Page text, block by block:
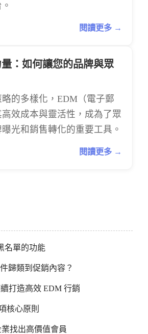
閱讀更多 →
：如何讓您的品牌與眾
的多樣化，EDM（電子郵
效成本與靈活性，成為了眾
光和銷售轉化的重要工具。
閱讀更多 →
名單的功能
歸類到促銷內容？
打造高效 EDM 行銷
核心原則
找出高價值會員